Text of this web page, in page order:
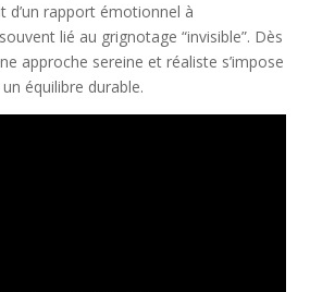
d’un rapport émotionnel à
lié au grignotage “invisible”. Dès
approche sereine et réaliste s’impose
équilibre durable.